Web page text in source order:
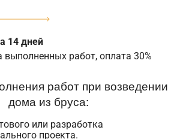
14 дней
выполненных работ, оплата 30%
работ при возведении
дома из бруса:
или разработка
проекта.